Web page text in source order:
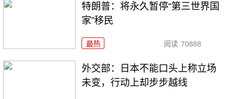
特朗普：将永久暂停“第三世界国
家”移民
最热 阅读 70888
外交部：日本不能口头上称立场
未变，行动上却步步越线